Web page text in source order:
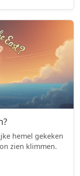
hemel gekeken
zien klimmen.